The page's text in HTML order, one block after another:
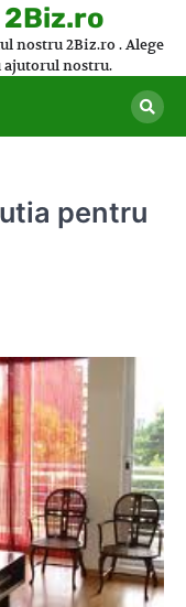
nostru 2Biz.ro . Alege
ajutorul nostru.
pentru